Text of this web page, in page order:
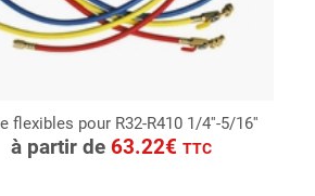
flexibles pour R32-R410 1/4''-5/16''
à partir de 63.22€ TTC
CONSULTER
Demande de devis